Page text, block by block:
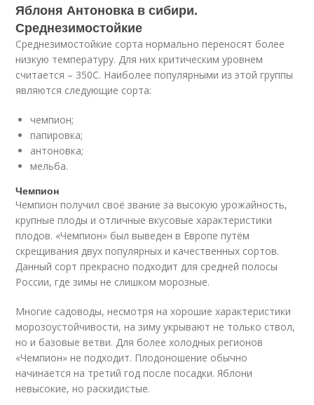
Яблоня Антоновка в сибири.
Среднезимостойкие
Среднезимостойкие сорта нормально переносят более
низкую температуру. Для них критическим уровнем
считается – 350С. Наиболее популярными из этой группы
являются следующие сорта:
чемпион;
папировка;
антоновка;
мельба.
Чемпион
Чемпион получил своё звание за высокую урожайность,
крупные плоды и отличные вкусовые характеристики
плодов. «Чемпион» был выведен в Европе путём
скрещивания двух популярных и качественных сортов.
Данный сорт прекрасно подходит для средней полосы
России, где зимы не слишком морозные.
Многие садоводы, несмотря на хорошие характеристики
морозоустойчивости, на зиму укрывают не только ствол,
но и базовые ветви. Для более холодных регионов
«Чемпион» не подходит. Плодоношение обычно
начинается на третий год после посадки. Яблони
невысокие, но раскидистые.